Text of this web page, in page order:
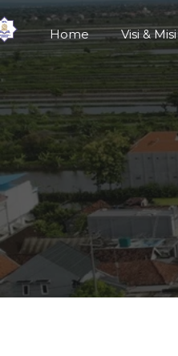
Home Visi & Misi